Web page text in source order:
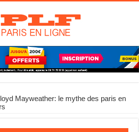
Mayweather: le mythe des paris en